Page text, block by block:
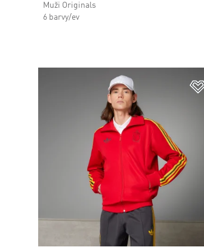
Muži Originals
6 barvy/ev